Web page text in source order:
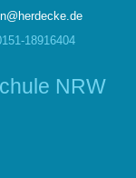
18916404
NRW